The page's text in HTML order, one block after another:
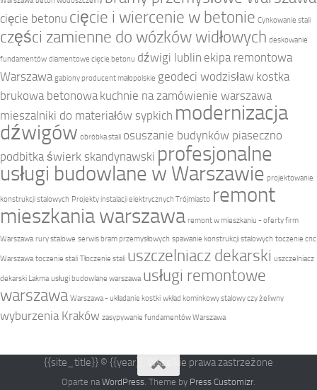
cięcie betonu cięcie i wiercenie w betonie Cynkowanie stali
części zamienne do wózków widłowych deskowanie
fundamentów diamentowe cięcie betonu dźwigi lublin ekipa remontowa
Warszawa gabiony producent małopolskie geodeci wodzisław kostka
brukowa betonowa kuchnie na zamówienie warszawa
mieszalniki do materiałów sypkich modernizacja
dźwigów obróbka stali osuszanie budynków piaseczno
podbitka świerk skandynawski profesjonalne
usługi budowlane w Warszawie projektowanie
konstrukcji stalowych Projekty instalacji elektrycznych Trójmiasto remont
mieszkania warszawa remont w mieszkaniu - oferty firm
Warszawa rury stalowe serwis bram przemysłowych spawanie konstrukcji stalowych toczenie cnc
Warszawa toczenie stali Tłoczenie stali uszczelniacz dekarski uszczelniacz
dekarski Lakma usługi budowlane warszawa usługi remontowe
warszawa Warszawa - układanie kostki wkład kominkowy stalowy czy żeliwny
wyburzenia Kraków zasypywanie fundamentów Warszawa
{{site_title}} © {{year}}. Wszelkie prawa zastrzeżone
Oparte naWordPress. Theme by Press Customizr.